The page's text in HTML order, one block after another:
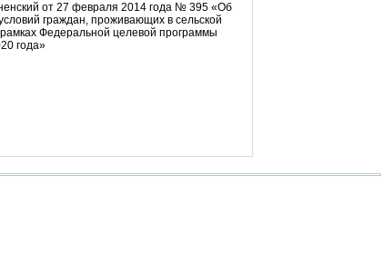
от 27 февраля 2014 года № 395 «Об
граждан, проживающих в сельской
Федеральной целевой программы
года»